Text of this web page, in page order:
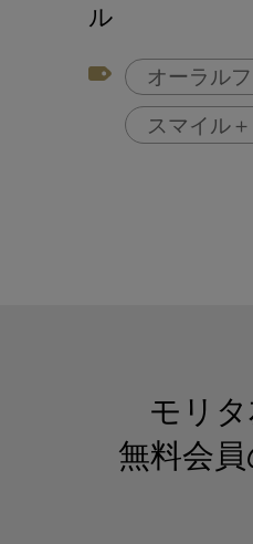
ル
オーラル
スマイル
モリ
無料会